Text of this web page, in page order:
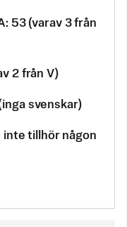
53 (varav 3 från
2 från V)
svenskar)
inte tillhör någon